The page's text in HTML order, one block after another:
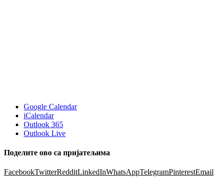
Google Calendar
iCalendar
Outlook 365
Outlook Live
Поделите ово са пријатељима
FacebookTwitterRedditLinkedInWhatsAppTelegramPinterestEmail